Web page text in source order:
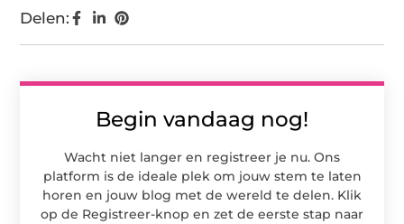
Begin vandaag nog!
Wacht niet langer en registreer je nu. Ons
platform is de ideale plek om jouw stem te laten
horen en jouw blog met de wereld te delen. Klik
op de Registreer-knop en zet de eerste stap naar
Delen: